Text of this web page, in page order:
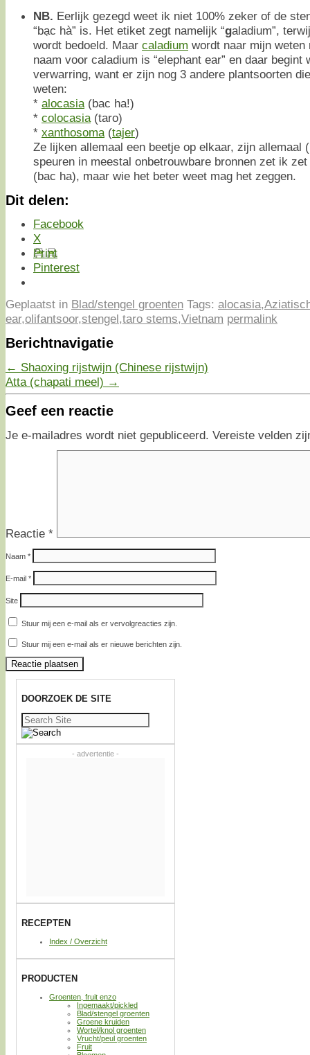
NB. Eerlijk gezegd weet ik niet 100% zeker of de
“bạc hà” is. Het etiket zegt namelijk “galadium”,
wordt bedoeld. Maar caladium wordt naar mijn weten
naam voor caladium is “elephant ear” en daar begint
verwarring, want er zijn nog 3 andere plantsoorten
weten:
* alocasia (bac ha!)
* colocasia (taro)
* xanthosoma (tajer)
Ze lijken allemaal een beetje op elkaar, zijn allemaal
speuren in meestal onbetrouwbare bronnen zet ik
(bac ha), maar wie het beter weet mag het zeggen.
Dit delen:
Facebook
X
Print
Pinterest
Geplaatst in Blad/stengel groenten Tags: alocasia,
ear,olifantsoor,stengel,taro stems,Vietnam permalink
Berichtnavigatie
← Shaoxing rijstwijn (Chinese rijstwijn)
Atta (chapati meel) →
Geef een reactie
Je e-mailadres wordt niet gepubliceerd. Vereiste velden
Reactie *
Naam *
E-mail *
Site
Stuur mij een e-mail als er vervolgreacties zijn.
Stuur mij een e-mail als er nieuwe berichten zijn.
DOORZOEK DE SITE
Zoeken
naar:
- advertentie -
RECEPTEN
Index / Overzicht
PRODUCTEN
Groenten, fruit enzo
Ingemaakt/pickled
Blad/stengel groenten
Groene kruiden
Wortel/knol groenten
Vrucht/peul groenten
Fruit